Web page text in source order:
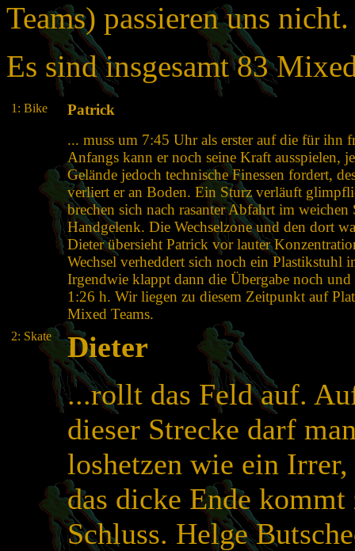
Teams) passieren uns nicht.
Es sind insgesamt 83
1: Bike
Patrick
... muss um 7:45 Uhr als erster auf die für ihn
Anfangs kann er noch seine Kraft ausspielen,
Gelände jedoch technische Finessen fordert,
verliert er an Boden. Ein Sturz verläuft
brechen sich nach rasanter Abfahrt im weichen
Handgelenk. Die Wechselzone und den dort
Dieter übersieht Patrick vor lauter
Wechsel verheddert sich noch ein Plastikstuhl
Irgendwie klappt dann die Übergabe noch und
1:26 h. Wir liegen zu diesem Zeitpunkt auf
Mixed Teams.
2: Skate
Dieter
...rollt das Feld auf.
dieser Strecke darf
loshetzen wie ein Irrer,
das dicke Ende kommt
Schluss. Helge